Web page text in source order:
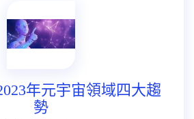
年元宇宙領域四大趨
勢